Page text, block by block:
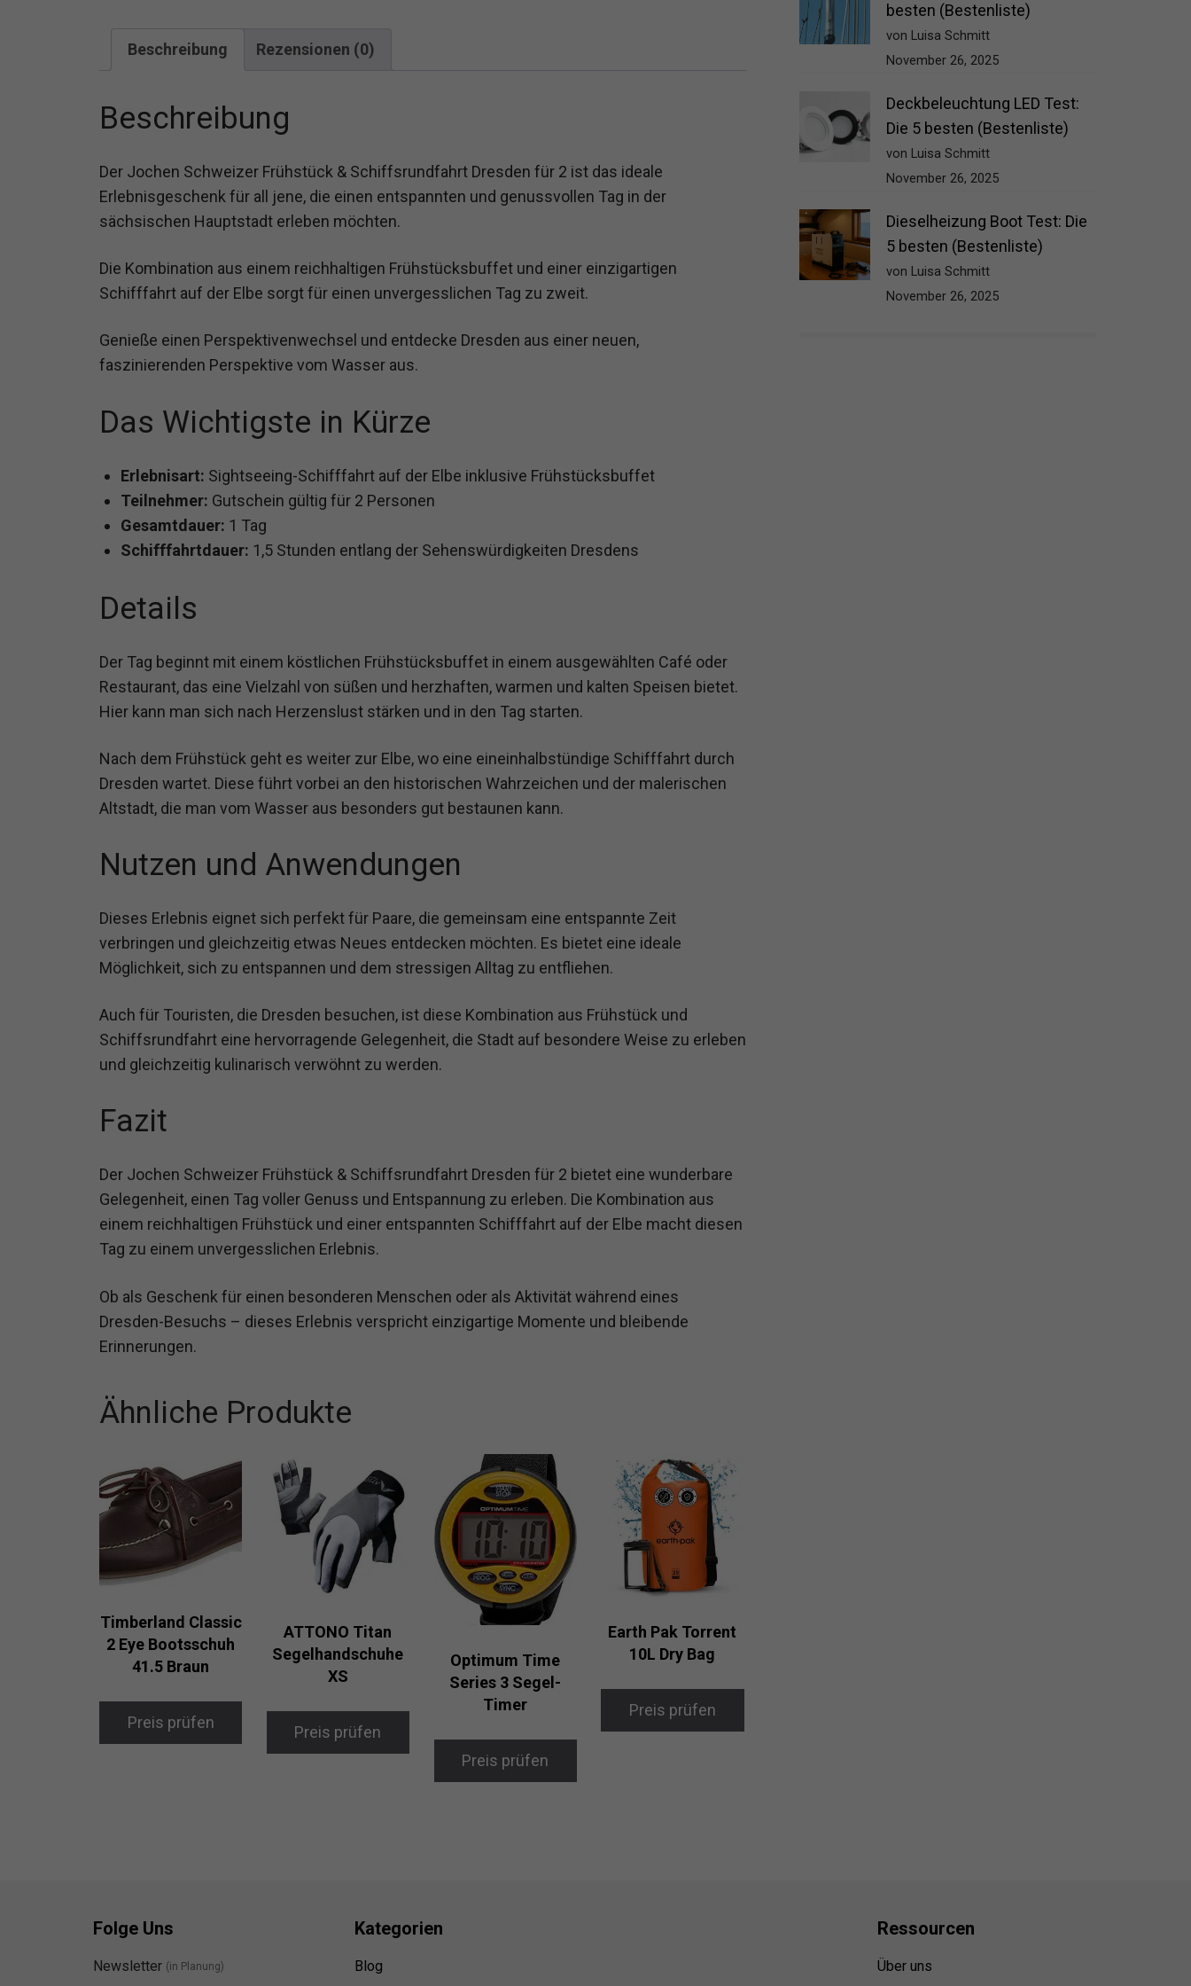
Beschreibung Rezensionen (0)
Beschreibung
Der Jochen Schweizer Frühstück & Schiffsrundfahrt Dresden für 2 ist das ideale
Erlebnisgeschenk für all jene, die einen entspannten und genussvollen Tag in der
sächsischen Hauptstadt erleben möchten.
Die Kombination aus einem reichhaltigen Frühstücksbuffet und einer einzigartigen
Schifffahrt auf der Elbe sorgt für einen unvergesslichen Tag zu zweit.
Genieße einen Perspektivenwechsel und entdecke Dresden aus einer neuen,
faszinierenden Perspektive vom Wasser aus.
Das Wichtigste in Kürze
Erlebnisart: Sightseeing-Schifffahrt auf der Elbe inklusive Frühstücksbuffet
Teilnehmer: Gutschein gültig für 2 Personen
Gesamtdauer: 1 Tag
Schifffahrtdauer: 1,5 Stunden entlang der Sehenswürdigkeiten Dresdens
Details
Der Tag beginnt mit einem köstlichen Frühstücksbuffet in einem ausgewählten Café oder
Restaurant, das eine Vielzahl von süßen und herzhaften, warmen und kalten Speisen bietet.
Hier kann man sich nach Herzenslust stärken und in den Tag starten.
Nach dem Frühstück geht es weiter zur Elbe, wo eine eineinhalbstündige Schifffahrt durch
Dresden wartet. Diese führt vorbei an den historischen Wahrzeichen und der malerischen
Altstadt, die man vom Wasser aus besonders gut bestaunen kann.
Nutzen und Anwendungen
Dieses Erlebnis eignet sich perfekt für Paare, die gemeinsam eine entspannte Zeit
verbringen und gleichzeitig etwas Neues entdecken möchten. Es bietet eine ideale
Möglichkeit, sich zu entspannen und dem stressigen Alltag zu entfliehen.
Auch für Touristen, die Dresden besuchen, ist diese Kombination aus Frühstück und
Schiffsrundfahrt eine hervorragende Gelegenheit, die Stadt auf besondere Weise zu erleben
und gleichzeitig kulinarisch verwöhnt zu werden.
Fazit
Der Jochen Schweizer Frühstück & Schiffsrundfahrt Dresden für 2 bietet eine wunderbare
Gelegenheit, einen Tag voller Genuss und Entspannung zu erleben. Die Kombination aus
einem reichhaltigen Frühstück und einer entspannten Schifffahrt auf der Elbe macht diesen
Tag zu einem unvergesslichen Erlebnis.
Ob als Geschenk für einen besonderen Menschen oder als Aktivität während eines
Dresden-Besuchs – dieses Erlebnis verspricht einzigartige Momente und bleibende
Erinnerungen.
Ähnliche Produkte
Timberland Classic
2 Eye Bootsschuh
41.5 Braun
Preis prüfen
ATTONO Titan
Segelhandschuhe
XS
Preis prüfen
Optimum Time
Series 3 Segel-
Timer
Preis prüfen
Earth Pak Torrent
10L Dry Bag
Preis prüfen
besten (Bestenliste)
von Luisa Schmitt
November 26, 2025
Deckbeleuchtung LED Test:
Die 5 besten (Bestenliste)
von Luisa Schmitt
November 26, 2025
Dieselheizung Boot Test: Die
5 besten (Bestenliste)
von Luisa Schmitt
November 26, 2025
Folge Uns
Newsletter (in Planung)
Kategorien
Blog
Ressourcen
Über uns